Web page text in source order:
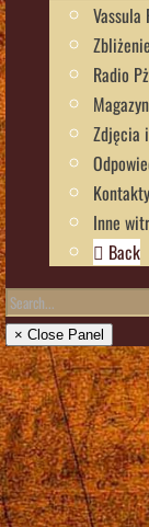
Vassula
Radio
Zdjęcia
Kontakty
Inne
Back
× Close Panel